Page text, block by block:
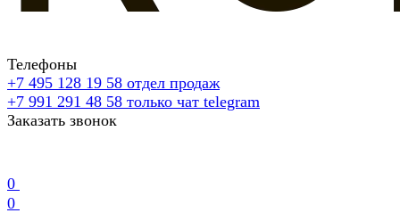
Телефоны
+7 495 128 19 58 отдел продаж
+7 991 291 48 58 только чат telegram
Заказать звонок
0
0